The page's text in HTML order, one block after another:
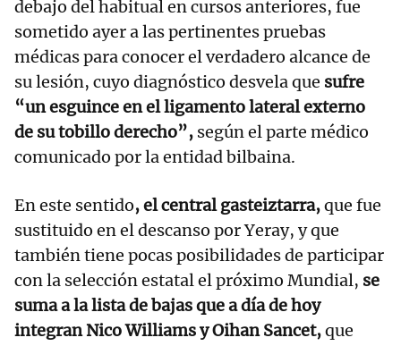
debajo del habitual en cursos anteriores, fue
sometido ayer a las pertinentes pruebas
médicas para conocer el verdadero alcance de
su lesión, cuyo diagnóstico desvela que sufre
“un esguince en el ligamento lateral externo
de su tobillo derecho”, según el parte médico
comunicado por la entidad bilbaina.
En este sentido, el central gasteiztarra,que fue
sustituido en el descanso por Yeray, y que
también tiene pocas posibilidades de participar
con la selección estatal el próximo Mundial, se
suma a la lista de bajas que a día de hoy
integran Nico Williams y Oihan Sancet,que